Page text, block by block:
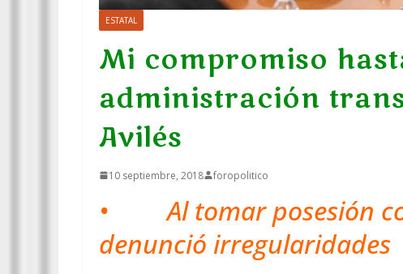
ESTATAL
Mi compromiso
administración
Avilés
10 septiembre, 2018 foropolitico
• Al tomar posesión
denunció irregularidades